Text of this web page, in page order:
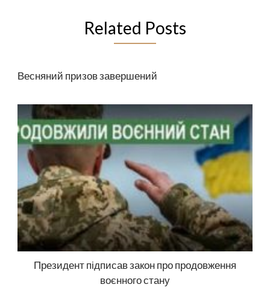
Related Posts
Весняний призов завершений
Президент підписав закон про продовження
воєнного стану